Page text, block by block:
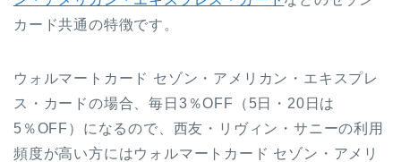
カード共通の特徴です。
ウォルマートカード セゾン・アメリカン・エキスプレ
ス・カードの場合、毎日3％OFF（5日・20日は
5％OFF）になるので、西友・リヴィン・サニーの利用
頻度が高い方にはウォルマートカード セゾン・アメリ